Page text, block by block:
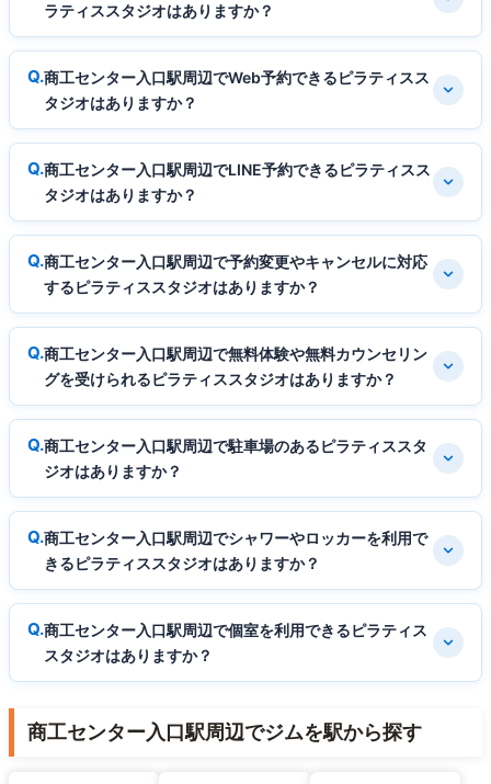
ラティススタジオはありますか？
商工センター入口駅周辺でWeb予約できるピラティスス
タジオはありますか？
商工センター入口駅周辺でLINE予約できるピラティスス
タジオはありますか？
商工センター入口駅周辺で予約変更やキャンセルに対応
するピラティススタジオはありますか？
商工センター入口駅周辺で無料体験や無料カウンセリン
グを受けられるピラティススタジオはありますか？
商工センター入口駅周辺で駐車場のあるピラティススタ
ジオはありますか？
商工センター入口駅周辺でシャワーやロッカーを利用で
きるピラティススタジオはありますか？
商工センター入口駅周辺で個室を利用できるピラティス
スタジオはありますか？
商工センター入口駅周辺でジムを駅から探す